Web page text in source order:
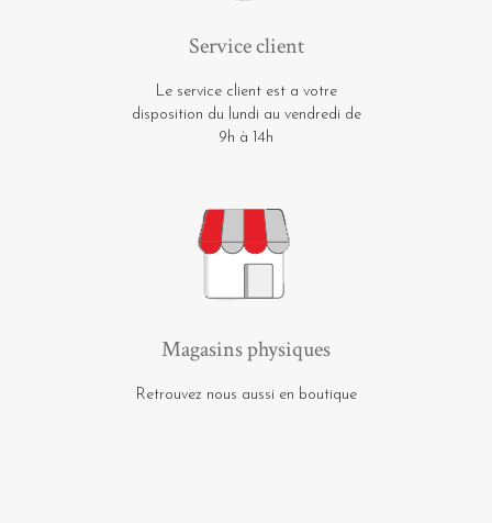
Service client
Le service client est a votre
disposition du lundi au vendredi de
9h à 14h
Magasins physiques
Retrouvez nous aussi en boutique